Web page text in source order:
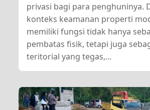
privasi bagi para penghuninya.
konteks keamanan properti
memiliki fungsi tidak hanya
pembatas fisik, tetapi juga
teritorial yang tegas,...